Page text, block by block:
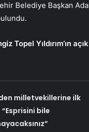
Belediye Başkan
Topel Yıldırım’ın
milletvekillerine ilk
“Esprisini bile